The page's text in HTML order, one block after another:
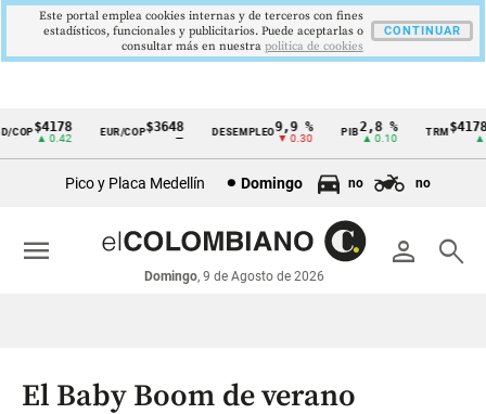
Cintillo
económicos
Colombia
$4178
▲ 0.42
EUR/COP$3648 DESEMPLEO 9,9 %
▼ 0.30
PIB2,8 %
▲ 0.10
TRM
▲
Pico y Placa Medellín Domingo no no
person search
Domingo, 9 de Agosto de 2026
menu
El Baby Boom de verano
Este portal emplea cookies internas y de terceros con fines
estadísticos, funcionales y publicitarios. Puede aceptarlas o
consultar más en nuestra politica de cookies
CONTINUAR